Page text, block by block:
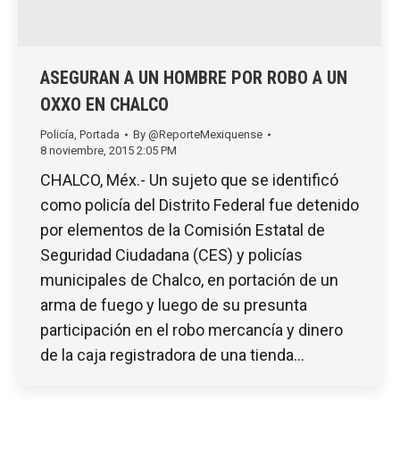
ASEGURAN A UN HOMBRE POR ROBO A UN
OXXO EN CHALCO
Policía Portada By @ReporteMexiquense
8 noviembre, 2015 2:05 PM
CHALCO, Méx.- Un sujeto que se identificó
como policía del Distrito Federal fue detenido
por elementos de la Comisión Estatal de
Seguridad Ciudadana (CES) y policías
municipales de Chalco, en portación de un
arma de fuego y luego de su presunta
participación en el robo mercancía y dinero
de la caja registradora de una tienda…